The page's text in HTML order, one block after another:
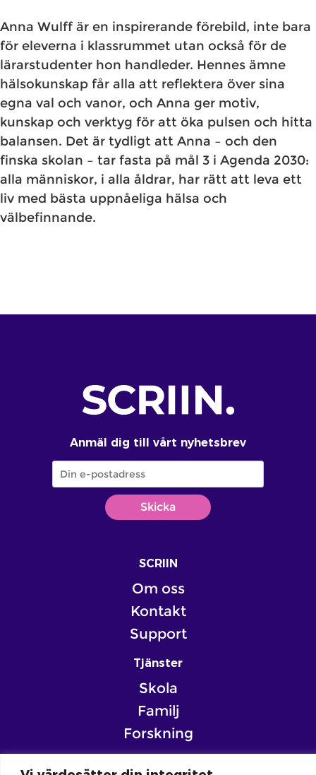
Anna Wulff är en inspirerande förebild, inte bara
för eleverna i klassrummet utan också för de
lärarstudenter hon handleder. Hennes ämne
hälsokunskap får alla att reflektera över sina
egna val och vanor, och Anna ger motiv,
kunskap och verktyg för att öka pulsen och hitta
balansen. Det är tydligt att Anna – och den
finska skolan – tar fasta på mål 3 i Agenda 2030:
alla människor, i alla åldrar, har rätt att leva ett
liv med bästa uppnåeliga hälsa och
välbefinnande.
Anmäl dig till vårt nyhetsbrev
SCRIIN
Om oss
Kontakt
Support
Tjänster
Skola
Familj
Forskning